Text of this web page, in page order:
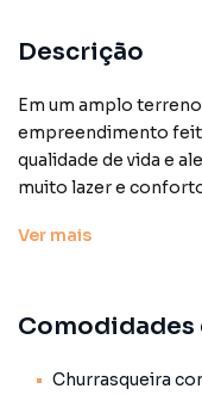
Descrição
Em um amplo
empreendimento
qualidade de vida e
muito lazer e
Localizado em uma
e tudo o que você
Ver mais
Comodidades
Churrasqueira